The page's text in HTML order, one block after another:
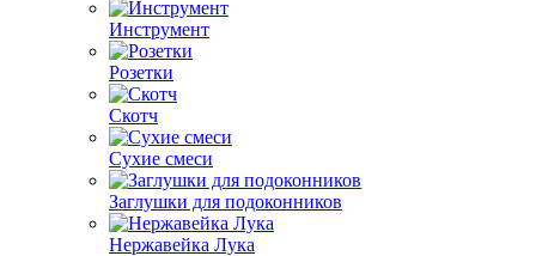
Инструмент
Розетки
Скотч
Сухие смеси
Заглушки для подоконников
Нержавейка Лука